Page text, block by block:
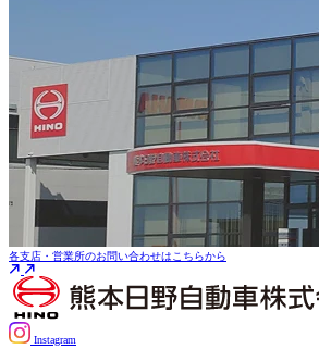
各支店・営業所のお問い合わせはこちらから
Instagram